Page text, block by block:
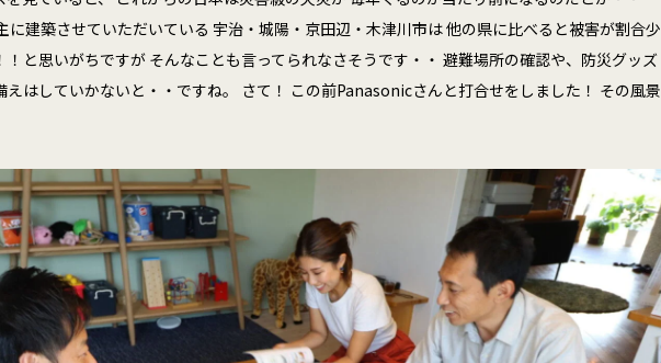
に建築させていただいている 宇治・城陽・京田辺・木津川市は 他の県に比べると被害が割合少
！と思いがちですが そんなことも言ってられなさそうです・・ 避難場所の確認や、防災グッズ
えはしていかないと・・ですね。 さて！ この前Panasonicさんと打合せをしました！ その風景